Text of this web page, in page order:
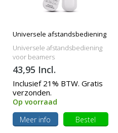
Universele afstandsbediening
Universele afstandsbediening
voor beamers
43,95 Incl.
Inclusief 21% BTW. Gratis
verzonden.
Op voorraad
Meer info
Bestel